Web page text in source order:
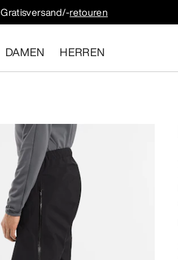
Gratisversand/-retouren
DAMEN HERREN